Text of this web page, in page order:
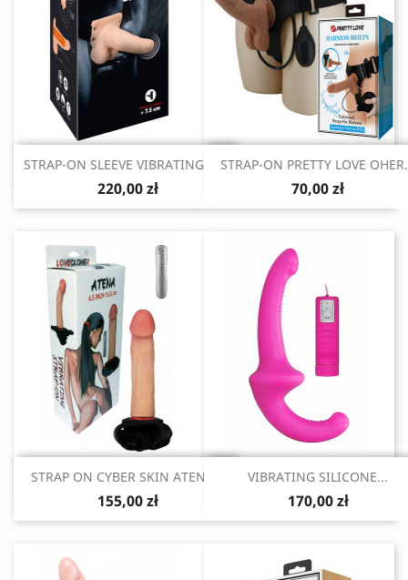
Szybki podgląd
STRAP-ON SLEEVE VIBRATING USB
220,00 zł
Szybki podgląd
STRAP-ON PRETTY LOVE
70,00 zł
Szybki podgląd
STRAP ON CYBER SKIN ATENA...
155,00 zł
Szybki podgląd
VIBRATING SILICONE...
170,00 zł